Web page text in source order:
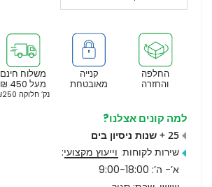
משלוח חינם
מעל 450 ₪
נק’ חלוקה ₪250
קנייה
מאובטחת
החלפה
והחזרה
למה קונים אצלנו?
25 + שנות ניסיון בים
שירות לקוחות וייעוץ מקצועי:
א’- ה’: 9:00-18:00